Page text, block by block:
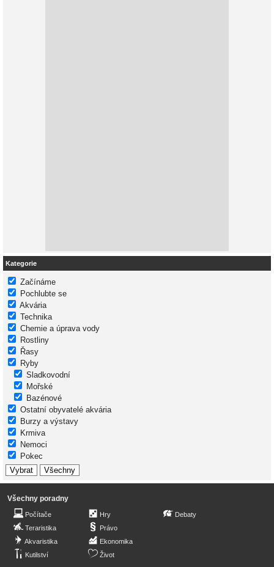
Kategorie
Začínáme
Pochlubte se
Akvária
Technika
Chemie a úprava vody
Rostliny
Řasy
Ryby
Sladkovodní
Mořské
Bazénové
Ostatní obyvatelé akvária
Burzy a výstavy
Krmiva
Nemoci
Pokec
Všechny poradny
Počítače
Teraristika
Akvaristika
Kutilství
Hry
Právo
Ekonomika
Život
Debaty